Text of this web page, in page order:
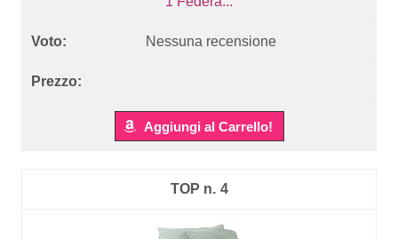
Nessuna recensione
Aggiungi al Carrello!
4